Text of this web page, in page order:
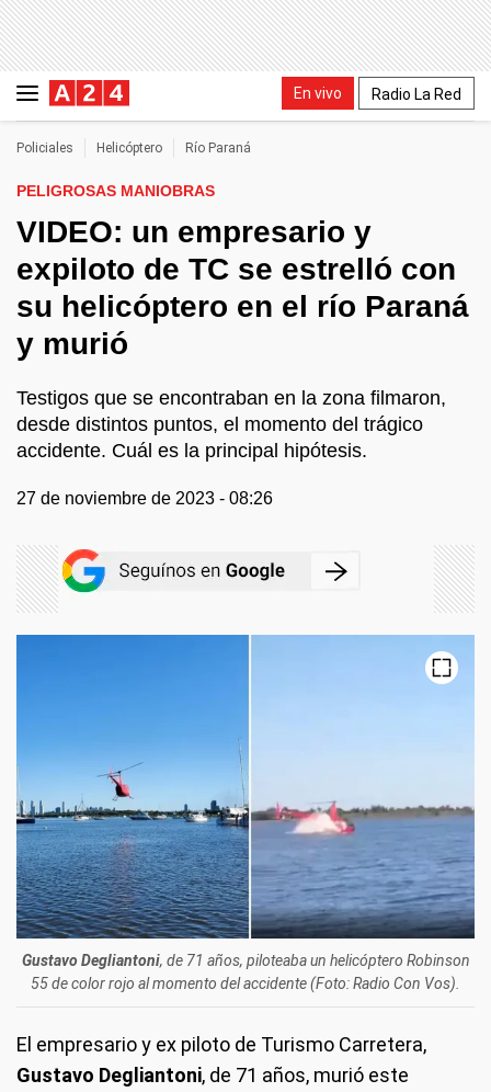
En vivo Radio La Red
Policiales Helicóptero Río Paraná
PELIGROSAS MANIOBRAS
VIDEO: un empresario y
expiloto de TC se estrelló con
su helicóptero en el río Paraná
y murió
Testigos que se encontraban en la zona filmaron,
desde distintos puntos, el momento del trágico
accidente. Cuál es la principal hipótesis.
27 de noviembre de 2023 - 08:26
Gustavo Degliantoni, de 71 años, piloteaba un helicóptero Robinson
55 de color rojo al momento del accidente (Foto: Radio Con Vos).
El empresario y ex piloto de Turismo Carretera,
Gustavo Degliantoni, de 71 años, murió este